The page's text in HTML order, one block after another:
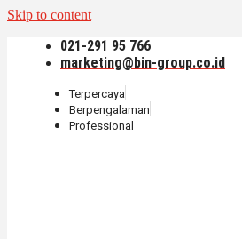
Skip to content
021-291 95 766
marketing@bin-group.co.id
Terpercaya
Berpengalaman
Professional